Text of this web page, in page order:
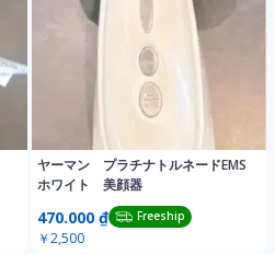
ヤーマン プラチナトルネードEMS
ホワイト 美顔器
470.000 ₫ Freeship
￥2,500